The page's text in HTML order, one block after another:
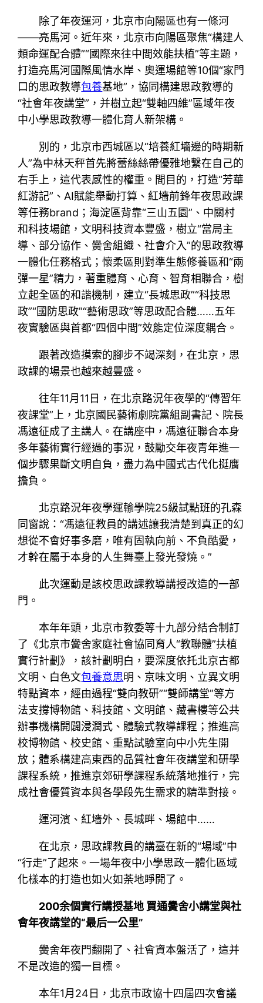
除了年夜運河，北京市向陽區也有一條河
——亮馬河。近年來，北京市向陽區聚焦“構建人
類命運配合體”“國際來往中間效能扶植”等主題，
打造亮馬河國際風情水岸、奧運場館等10個“家門
口的思政教導包養基地”，協同構建思政教導的
“社會年夜講堂”，并樹立起“雙軸四維”區域年夜
中小學思政教導一體化育人新架構。
別的，北京市西城區以“培養紅墻邊的時期新
人”為中林天秤首先將蕾絲絲帶優雅地繫在自己的
右手上，這代表感性的權重。間目的，打造“芳華
紅游記”、AI賦能舉動打算、紅墻前鋒年夜思政課
等任務brand；海淀區背靠“三山五園”、中關村
和科技場館，文明科技資本豐盛，樹立“當局主
導、部分協作、黌舍組織、社會介入”的思政教導
一體化任務格式；懷柔區則對準生態修養區和“兩
彈一星”精力，著重體育、心育、智育相聯合，樹
立起全區的和諧機制，建立“長城思政”“科技思
政”“國防思政”“藝術思政”等思政配合體……五年
夜實驗區與首都“四個中間”效能定位深度耦合。
跟著改造摸索的腳步不竭深刻，在北京，思
政課的場景也越來越豐盛。
往年11月11日，在北京路況年夜學的“傳習年
夜課堂”上，北京國民藝術劇院黨組副書記、院長
馮遠征成了主講人。在講座中，馮遠征聯合本身
多年藝術實行經過的事況，鼓勵交年夜青年進一
個步驟果斷文明自負，盡力為中國式古代化挺膺
擔負。
北京路況年夜學運輸學院25級試點班的孔森
同窗說：“馮遠征教員的講述讓我清楚到真正的幻
想從不會好事多磨，唯有固執向前、不負酷愛，
才幹在屬于本身的人生舞臺上發光發燒。”
此次運動是該校思政課教導講授改造的一部
門。
本年年頭，北京市教委等十九部分結合制訂
了《北京市黌舍家庭社會協同育人“教聯體”扶植
實行計劃》，該計劃明白，要深度依托北京古都
文明、白色文包養意思明、京味文明、立異文明
特點資本，經由過程“雙向教研”“雙師講堂”等方
法支撐博物館、科技館、文明館、藏書樓等公共
辦事機構開闢浸潤式、體驗式教導課程；推進高
校博物館、校史館、重點試驗室向中小先生開
放；體系構建高東西的品質社會年夜講堂和研學
課程系統，推進京郊研學課程系統落地推行，完
成社會優質資本與各學段先生需求的精準對接。
運河濱、紅墻外、長城畔、場館中……
在北京，思政課教員的講臺在新的“場域”中
“行走”了起來。一場年夜中小學思政一體化區域
化樣本的打造也如火如荼地睜開了。
200余個實行講授基地 買通黌舍小講堂與社
會年夜講堂的“最后一公里”
黌舍年夜門翻開了、社會資本盤活了，這并
不是改造的獨一目標。
本年1月24日，北京市政協十四屆四次會議